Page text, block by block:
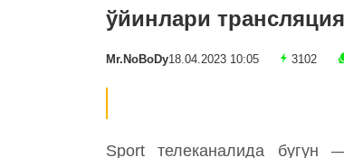
ўйинлари
Mr.NoBoDy18.04.2023 10:05 3102
Sport телеканалида бугун